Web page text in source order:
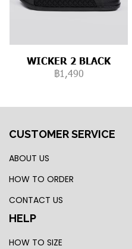
WICKER 2 BLACK
฿1,490
CUSTOMER SERVICE
ABOUT US
HOW TO ORDER
CONTACT US
HELP
HOW TO SIZE